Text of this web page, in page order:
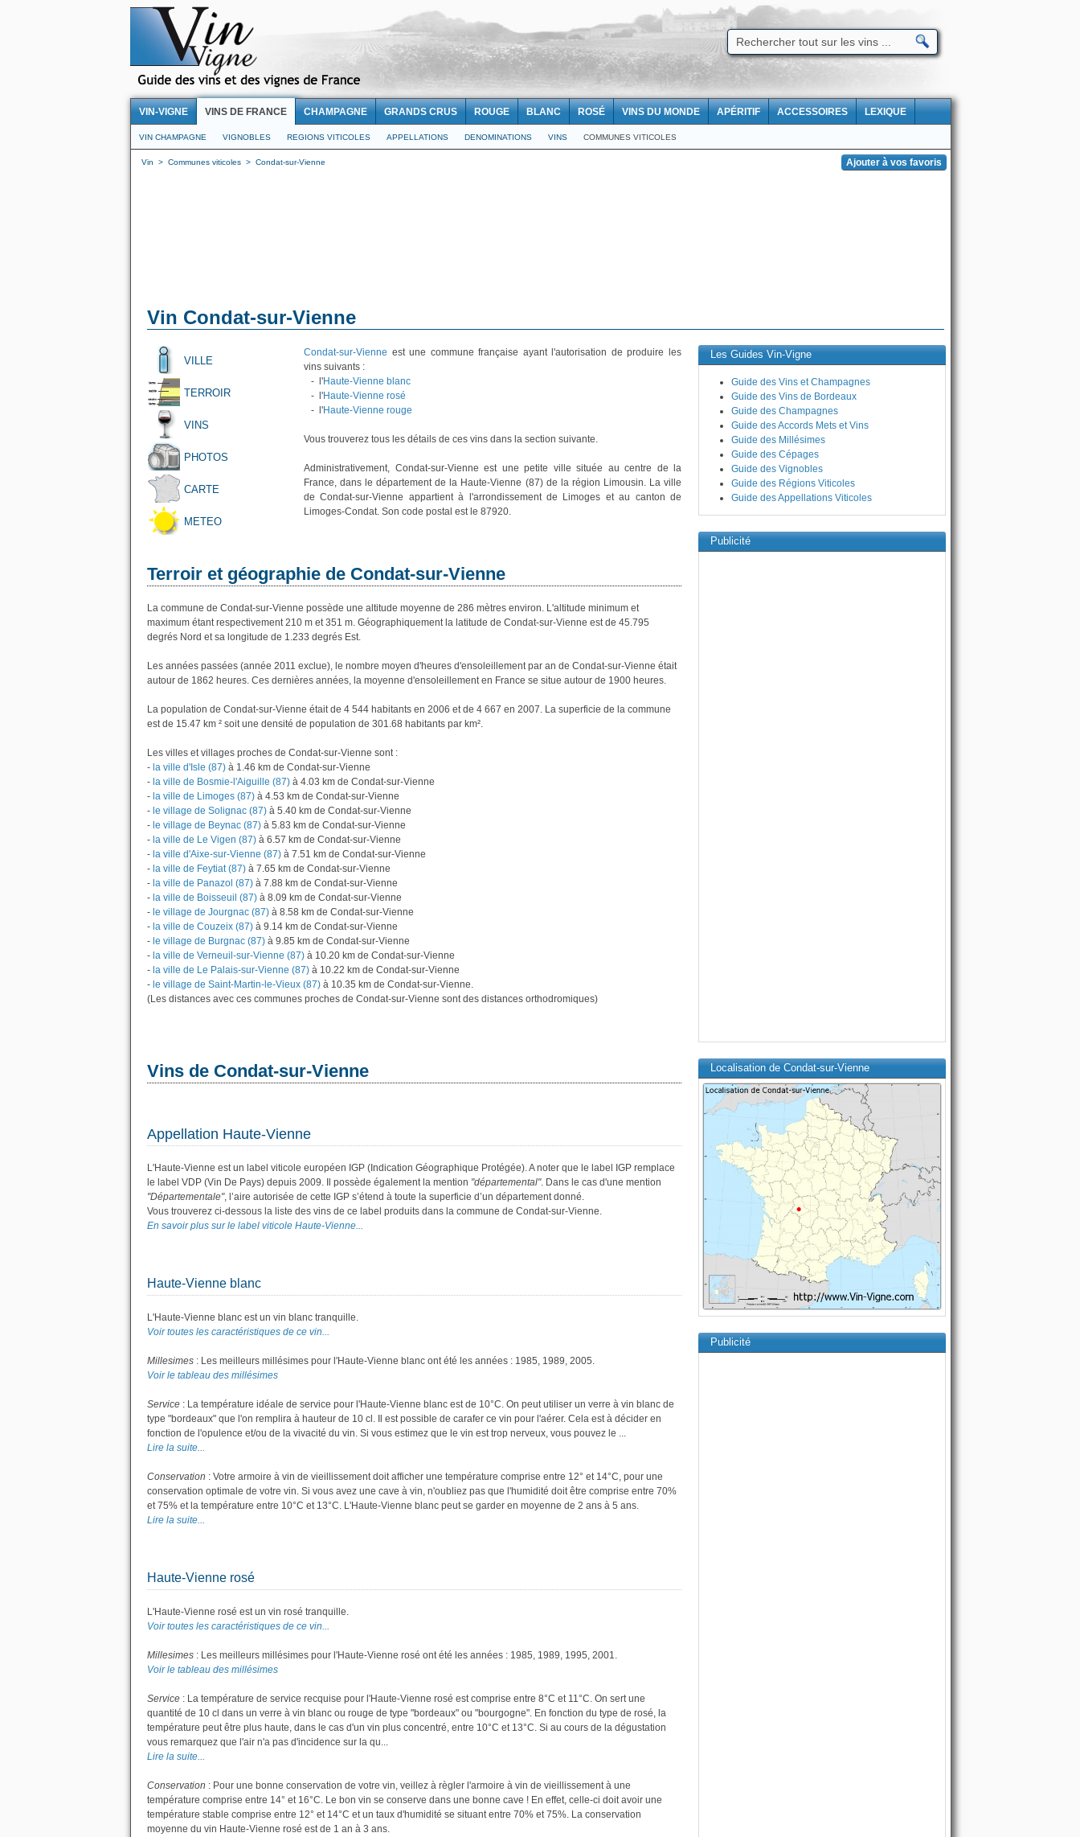
VIN-VIGNE VINS DE FRANCE CHAMPAGNE GRANDS CRUS ROUGE BLANC ROSÉ VINS DU MONDE APÉRITIF ACCESSOIRES LEXIQUE
VIN CHAMPAGNE VIGNOBLES REGIONS VITICOLES APPELLATIONS DENOMINATIONS VINS COMMUNES VITICOLES
Vin > Communes viticoles > Condat-sur-Vienne
Vin Condat-sur-Vienne
VILLE
TERROIR
VINS
PHOTOS
CARTE
METEO
Condat-sur-Vienne est une commune française ayant l'autorisation de produire les
vins suivants :
- l'Haute-Vienne blanc
- l'Haute-Vienne rosé
- l'Haute-Vienne rouge
Vous trouverez tous les détails de ces vins dans la section suivante.
Administrativement, Condat-sur-Vienne est une petite ville située au centre de la
France, dans le département de la Haute-Vienne (87) de la région Limousin. La ville
de Condat-sur-Vienne appartient à l'arrondissement de Limoges et au canton de
Limoges-Condat. Son code postal est le 87920.
Terroir et géographie de Condat-sur-Vienne
La commune de Condat-sur-Vienne possède une altitude moyenne de 286 mètres environ. L'altitude minimum et
maximum étant respectivement 210 m et 351 m. Géographiquement la latitude de Condat-sur-Vienne est de 45.795
degrés Nord et sa longitude de 1.233 degrés Est.
Les années passées (année 2011 exclue), le nombre moyen d'heures d'ensoleillement par an de Condat-sur-Vienne était
autour de 1862 heures. Ces dernières années, la moyenne d'ensoleillement en France se situe autour de 1900 heures.
La population de Condat-sur-Vienne était de 4 544 habitants en 2006 et de 4 667 en 2007. La superficie de la commune
est de 15.47 km ² soit une densité de population de 301.68 habitants par km².
Les villes et villages proches de Condat-sur-Vienne sont :
- la ville d'Isle (87) à 1.46 km de Condat-sur-Vienne
- la ville de Bosmie-l'Aiguille (87) à 4.03 km de Condat-sur-Vienne
- la ville de Limoges (87) à 4.53 km de Condat-sur-Vienne
- le village de Solignac (87) à 5.40 km de Condat-sur-Vienne
- le village de Beynac (87) à 5.83 km de Condat-sur-Vienne
- la ville de Le Vigen (87) à 6.57 km de Condat-sur-Vienne
- la ville d'Aixe-sur-Vienne (87) à 7.51 km de Condat-sur-Vienne
- la ville de Feytiat (87) à 7.65 km de Condat-sur-Vienne
- la ville de Panazol (87) à 7.88 km de Condat-sur-Vienne
- la ville de Boisseuil (87) à 8.09 km de Condat-sur-Vienne
- le village de Jourgnac (87) à 8.58 km de Condat-sur-Vienne
- la ville de Couzeix (87) à 9.14 km de Condat-sur-Vienne
- le village de Burgnac (87) à 9.85 km de Condat-sur-Vienne
- la ville de Verneuil-sur-Vienne (87) à 10.20 km de Condat-sur-Vienne
- la ville de Le Palais-sur-Vienne (87) à 10.22 km de Condat-sur-Vienne
- le village de Saint-Martin-le-Vieux (87) à 10.35 km de Condat-sur-Vienne.
(Les distances avec ces communes proches de Condat-sur-Vienne sont des distances orthodromiques)
Vins de Condat-sur-Vienne
Appellation Haute-Vienne
L'Haute-Vienne est un label viticole européen IGP (Indication Géographique Protégée). A noter que le label IGP remplace
le label VDP (Vin De Pays) depuis 2009. Il possède également la mention "départemental". Dans le cas d'une mention
"Départementale", l’aire autorisée de cette IGP s’étend à toute la superficie d’un département donné.
Vous trouverez ci-dessous la liste des vins de ce label produits dans la commune de Condat-sur-Vienne.
En savoir plus sur le label viticole Haute-Vienne...
Haute-Vienne blanc
L'Haute-Vienne blanc est un vin blanc tranquille.
Voir toutes les caractéristiques de ce vin...
Millesimes : Les meilleurs millésimes pour l'Haute-Vienne blanc ont été les années : 1985, 1989, 2005.
Voir le tableau des millésimes
Service : La température idéale de service pour l'Haute-Vienne blanc est de 10°C. On peut utiliser un verre à vin blanc de
type "bordeaux" que l'on remplira à hauteur de 10 cl. Il est possible de carafer ce vin pour l'aérer. Cela est à décider en
fonction de l'opulence et/ou de la vivacité du vin. Si vous estimez que le vin est trop nerveux, vous pouvez le ...
Lire la suite...
Conservation : Votre armoire à vin de vieillissement doit afficher une température comprise entre 12° et 14°C, pour une
conservation optimale de votre vin. Si vous avez une cave à vin, n'oubliez pas que l'humidité doit être comprise entre 70%
et 75% et la température entre 10°C et 13°C. L'Haute-Vienne blanc peut se garder en moyenne de 2 ans à 5 ans.
Lire la suite...
Haute-Vienne rosé
L'Haute-Vienne rosé est un vin rosé tranquille.
Voir toutes les caractéristiques de ce vin...
Millesimes : Les meilleurs millésimes pour l'Haute-Vienne rosé ont été les années : 1985, 1989, 1995, 2001.
Voir le tableau des millésimes
Service : La température de service recquise pour l'Haute-Vienne rosé est comprise entre 8°C et 11°C. On sert une
quantité de 10 cl dans un verre à vin blanc ou rouge de type "bordeaux" ou "bourgogne". En fonction du type de rosé, la
température peut être plus haute, dans le cas d'un vin plus concentré, entre 10°C et 13°C. Si au cours de la dégustation
vous remarquez que l'air n'a pas d'incidence sur la qu...
Lire la suite...
Conservation : Pour une bonne conservation de votre vin, veillez à règler l'armoire à vin de vieillissement à une
température comprise entre 14° et 16°C. Le bon vin se conserve dans une bonne cave ! En effet, celle-ci doit avoir une
température stable comprise entre 12° et 14°C et un taux d'humidité se situant entre 70% et 75%. La conservation
moyenne du vin Haute-Vienne rosé est de 1 an à 3 ans.
Les Guides Vin-Vigne
Guide des Vins et Champagnes
Guide des Vins de Bordeaux
Guide des Champagnes
Guide des Accords Mets et Vins
Guide des Millésimes
Guide des Cépages
Guide des Vignobles
Guide des Régions Viticoles
Guide des Appellations Viticoles
Publicité
Localisation de Condat-sur-Vienne
Publicité